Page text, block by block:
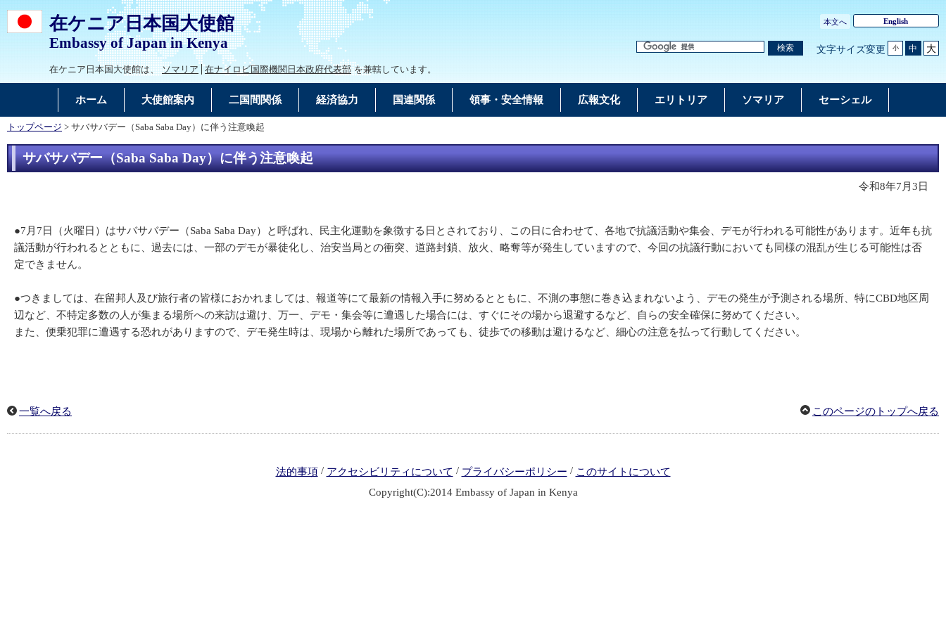
在ケニア日本国大使館
Embassy of Japan in Kenya
本文へ English
検索 文字サイズ変更 小 中 大
在ケニア日本国大使館は、 ソマリア 在ナイロビ国際機関日本政府代表部 を兼轄しています。
ホーム 大使館案内 二国間関係 経済協力 国連関係 領事・安全情報 広報文化 エリトリア ソマリア セーシェル
トップページ > サバサバデー（Saba Saba Day）に伴う注意喚起
サバサバデー（Saba Saba Day）に伴う注意喚起
令和8年7月3日
●7月7日（火曜日）はサバサバデー（Saba Saba Day）と呼ばれ、民主化運動を象徴する日とされており、この日に合わせて、各地で抗議活動や集会、デモが行われる可能性があります。近年も抗
議活動が行われるとともに、過去には、一部のデモが暴徒化し、治安当局との衝突、道路封鎖、放火、略奪等が発生していますので、今回の抗議行動においても同様の混乱が生じる可能性は否
定できません。
●つきましては、在留邦人及び旅行者の皆様におかれましては、報道等にて最新の情報入手に努めるとともに、不測の事態に巻き込まれないよう、デモの発生が予測される場所、特にCBD地区周
辺など、不特定多数の人が集まる場所への来訪は避け、万一、デモ・集会等に遭遇した場合には、すぐにその場から退避するなど、自らの安全確保に努めてください。
また、便乗犯罪に遭遇する恐れがありますので、デモ発生時は、現場から離れた場所であっても、徒歩での移動は避けるなど、細心の注意を払って行動してください。
一覧へ戻る このページのトップへ戻る
法的事項 / アクセシビリティについて / プライバシーポリシー / このサイトについて
Copyright(C):2014 Embassy of Japan in Kenya